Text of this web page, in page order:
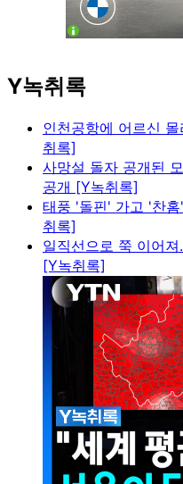
Y녹취록
인천공항에 어르신
취록]
사망설 돌자 공개된
공개 [Y녹취록]
태풍 '돌핀' 가고 '찬
취록]
일직선으로 쭉 이어
[Y녹취록]